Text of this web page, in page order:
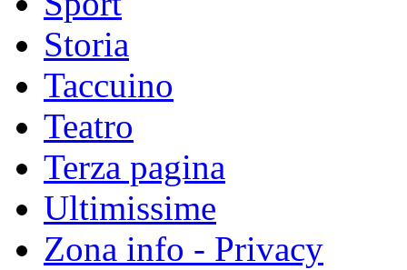
Storia
Taccuino
Teatro
Terza pagina
Ultimissime
Zona info - Privacy